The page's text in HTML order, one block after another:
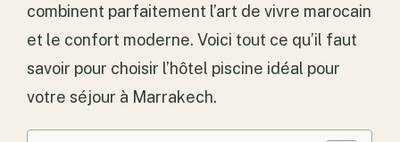
combinent parfaitement l’art de vivre marocain
et le confort moderne. Voici tout ce qu’il faut
savoir pour choisir l’hôtel piscine idéal pour
votre séjour à Marrakech.